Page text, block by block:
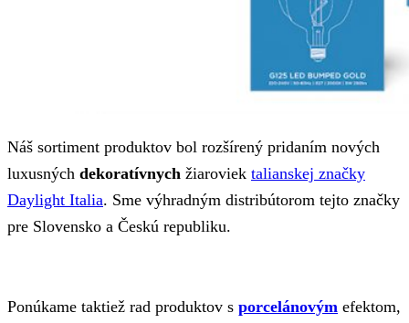
Náš sortiment produktov bol rozšírený pridaním nových
luxusných dekoratívnych žiaroviek talianskej značky
Daylight Italia. Sme výhradným distribútorom tejto značky
pre Slovensko a Českú republiku.
Ponúkame taktiež rad produktov s porcelánovým efektom,